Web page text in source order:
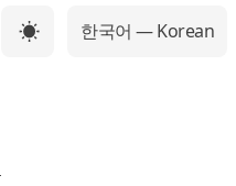
☀ 한국어 — Korean